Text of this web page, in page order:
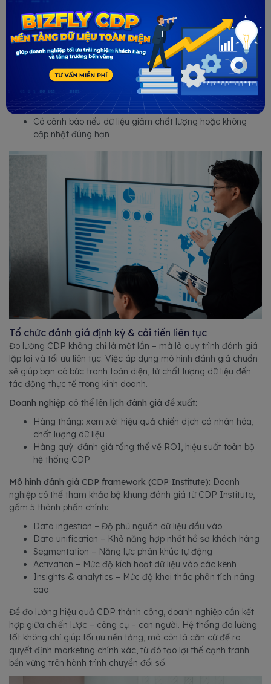
Tableau, Google Data Studio: dễ tích hợp, Dashboard nội bộ
CDP: Một số nền tảng như Twilio Segment, mParticle, Tealium
có tích hợp sẵn dashboard
Nguyên tắc lựa chọn CDP hiệu quả:
Hiển thị rõ các KPI ưu tiên từng giai đoạn
Có tính năng lọc theo kênh (email, ad, web…) và theo thời
gian (ngày, tuần, tháng)
Có cảnh báo nếu dữ liệu giảm chất lượng hoặc không
cập nhật đúng hạn
Tổ chức đánh giá định kỳ & cải tiến liên tục
Đo lường CDP không chỉ là một lần – mà là quy trình đánh giá
lặp lại và tối ưu liên tục. Việc áp dụng mô hình đánh giá chuẩn
sẽ giúp bạn có bức tranh toàn diện, từ chất lượng dữ liệu đến
tác động thực tế trong kinh doanh.
Doanh nghiệp có thể lên lịch đánh giá đề xuất:
Hàng tháng: xem xét hiệu quả chiến dịch cá nhân hóa,
chất lượng dữ liệu
Hàng quý: đánh giá tổng thể về ROI, hiệu suất toàn bộ
hệ thống CDP
Mô hình đánh giá CDP framework (CDP Institute): Doanh
nghiệp có thể tham khảo bộ khung đánh giá từ CDP Institute,
gồm 5 thành phần chính:
Data ingestion – Độ phủ nguồn dữ liệu đầu vào
Data unification – Khả năng hợp nhất hồ sơ khách hàng
Segmentation – Năng lực phân khúc tự động
Activation – Mức độ kích hoạt dữ liệu vào các kênh
Insights & analytics – Mức độ khai thác phân tích nâng
cao
Để đo lường hiệu quả CDP thành công, doanh nghiệp cần kết
hợp giữa chiến lược – công cụ – con người. Hệ thống đo lường
tốt không chỉ giúp tối ưu nền tảng, mà còn là căn cứ để ra
quyết định marketing chính xác, từ đó tạo lợi thế cạnh tranh
bền vững trên hành trình chuyển đổi số.